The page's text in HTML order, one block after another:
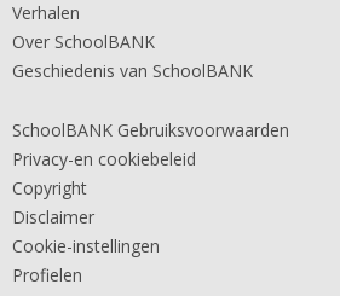
Verhalen
Over SchoolBANK
Geschiedenis van SchoolBANK
SchoolBANK Gebruiksvoorwaarden
Privacy-en cookiebeleid
Copyright
Disclaimer
Cookie-instellingen
Profielen